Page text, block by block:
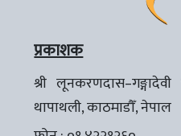
प्रकाशक
श्री
थापाथली, काठमाडौँ, नेपाल